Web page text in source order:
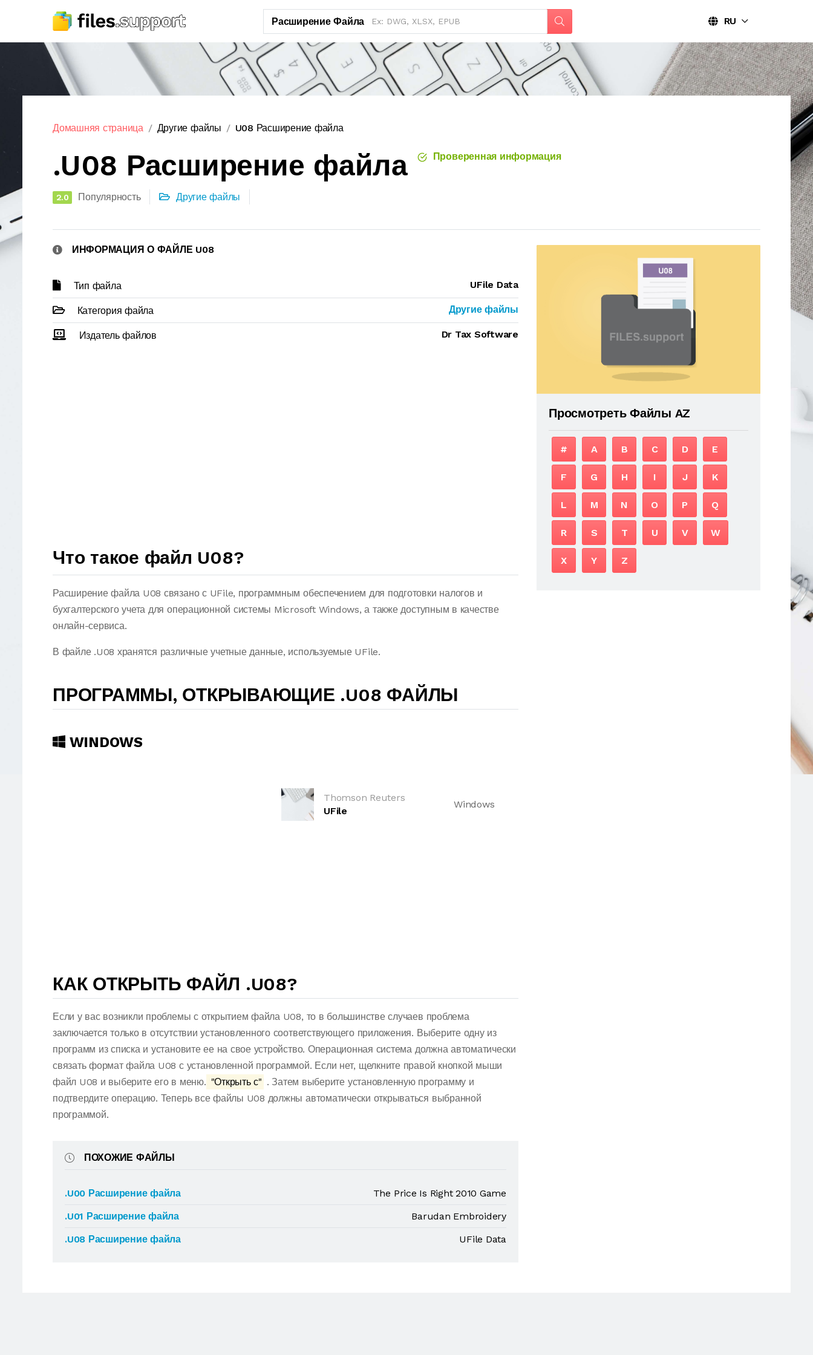
Расширение Файла RU
Домашняя страница Другие файлы U08 Расширение файла
.U08 Расширение файла Проверенная информация
2.0 Популярность Другие файлы
ИНФОРМАЦИЯ О ФАЙЛЕ U08
Тип файла UFile Data
Категория файла Другие файлы
Издатель файлов Dr Tax Software
Что такое файл U08?
Расширение файла U08 связано с UFile, программным обеспечением для подготовки налогов и
бухгалтерского учета для операционной системы Microsoft Windows, а также доступным в качестве
онлайн-сервиса.
В файле .U08 хранятся различные учетные данные, используемые UFile.
ПРОГРАММЫ, ОТКРЫВАЮЩИЕ .U08 ФАЙЛЫ
WINDOWS
Thomson Reuters
UFile
Windows
КАК ОТКРЫТЬ ФАЙЛ .U08?
Если у вас возникли проблемы с открытием файла U08, то в большинстве случаев проблема
заключается только в отсутствии установленного соответствующего приложения. Выберите одну из
программ из списка и установите ее на свое устройство. Операционная система должна автоматически
связать формат файла U08 с установленной программой. Если нет, щелкните правой кнопкой мыши
файл U08 и выберите его в меню. "Открыть с" . Затем выберите установленную программу и
подтвердите операцию. Теперь все файлы U08 должны автоматически открываться выбранной
программой.
ПОХОЖИЕ ФАЙЛЫ
.U00 Расширение файла
The Price Is Right 2010 Game
.U01 Расширение файла
Barudan Embroidery
.U08 Расширение файла
UFile Data
Просмотреть Файлы AZ
# A B C D E
F G H I J K
L M N O P Q
R S T U V W
X Y Z